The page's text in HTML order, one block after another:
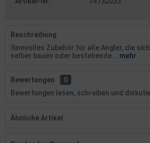
Beschreibung
Sinnvolles Zubehör für alle Angler, die
selber bauen oder bestehende...
mehr
Bewertungen
0
Bewertungen lesen, schreiben und
Ähnliche Artikel